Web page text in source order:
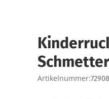
Artikelnummer: